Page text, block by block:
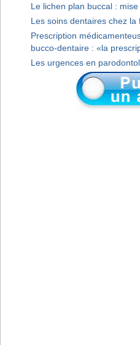
Le lichen plan buccal :
Les soins dentaires chez la
Prescription
bucco-dentaire : «la
Les urgences en